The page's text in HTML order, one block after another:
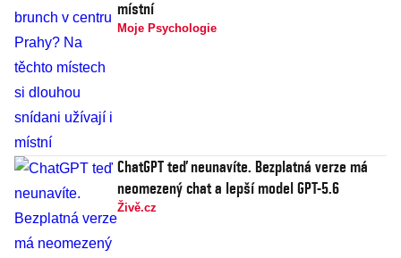
místní
Moje Psychologie
ChatGPT teď neunavíte. Bezplatná verze má
neomezený chat a lepší model GPT-5.6
Živě.cz